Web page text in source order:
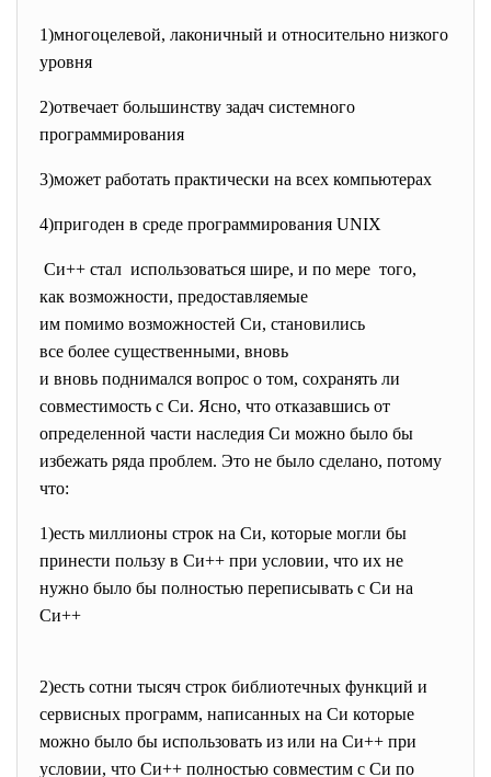
1)многоцелевой, лаконичный и относительно низкого
уровня
2)отвечает большинству задач системного
программирования
3)может работать практически на всех компьютерах
4)пригоден в среде программирования UNIX
Си++ стал использоваться шире, и по мере того,
как возможности, предоставляемые
им помимо возможностей Cи, становились
все более существенными, вновь
и вновь поднимался вопрос о том, сохранять ли
совместимость с Cи. Ясно, что отказавшись от
определенной части наследия Cи можно было бы
избежать ряда проблем. Это не было сделано, потому
что:
1)есть миллионы строк на Cи, которые могли бы
принести пользу в Си++ при условии, что их не
нужно было бы полностью переписывать с Cи на
Си++
2)есть сотни тысяч строк библиотечных функций и
сервисных программ, написанных на Cи которые
можно было бы использовать из или на Си++ при
условии, что Си++ полностью совместим с Cи по